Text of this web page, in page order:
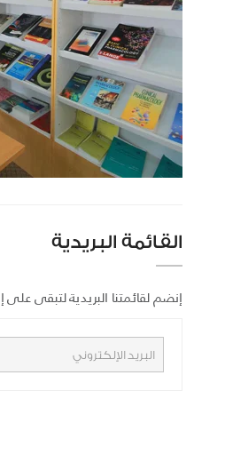
القائمة البريدية
إنضم لقائمتنا البريدية لتبقى على